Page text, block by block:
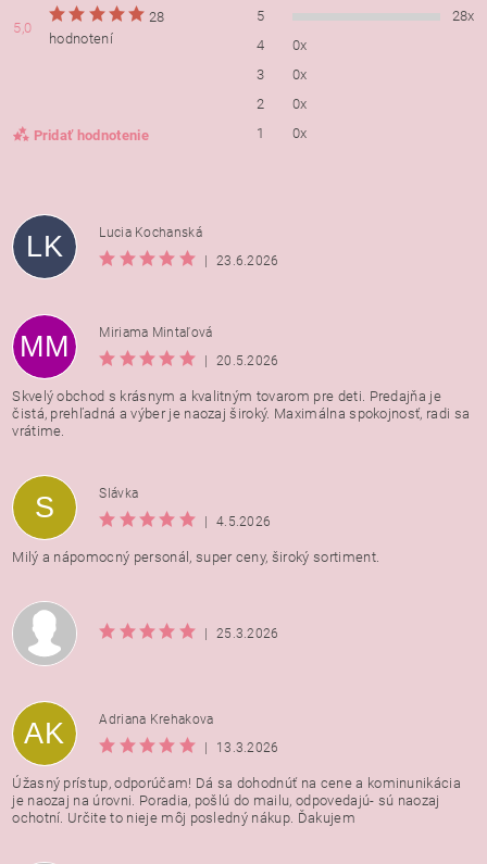
5,0
28
hodnotení
Pridať hodnotenie
5
28x
4
0x
3
0x
2
0x
1
0x
Vložením hodnotenie súhlasíte s
osobných údajov
LK
Lucia Kochanská
23.6.2026
MM
Miriama Mintaľová
20.5.2026
Skvelý obchod s krásnym a kvalitným tovarom pre deti. Predajňa je
čistá, prehľadná a výber je naozaj široký. Maximálna spokojnosť, radi sa
vrátime.
S
Slávka
4.5.2026
Milý a nápomocný personál, super ceny, široký sortiment.
25.3.2026
AK
Adriana Krehakova
13.3.2026
Úžasný prístup, odporúčam! Dá sa dohodnúť na cene a kominunikácia
je naozaj na úrovni. Poradia, pošlú do mailu, odpovedajú- sú naozaj
ochotní. Určite to nieje môj posledný nákup. Ďakujem